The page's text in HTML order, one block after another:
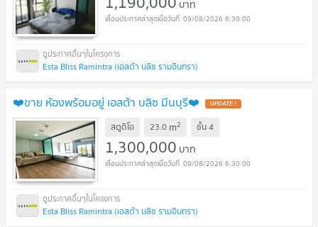
บาท
09/08/2026 6:30:00
Esta Bliss Ramintra (เอสต้า บลิซ รามอินทรา)
❤️ขาย ห้องพร้อมอยู่ เอสต้า บลิซ มีนบุรี❤️ UPDATE !
สตูดิโอ 23.0 m2 ชั้น4
1,300,000 บาท
09/08/2026 6:30:00
Esta Bliss Ramintra (เอสต้า บลิซ รามอินทรา)